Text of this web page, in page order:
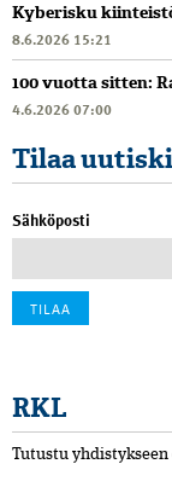
Kyberisku
8.6.2026 15:21
100 vuotta sitten:
4.6.2026 07:00
Tilaa
Sähköposti
RKL
Tutustu yhdistykseen